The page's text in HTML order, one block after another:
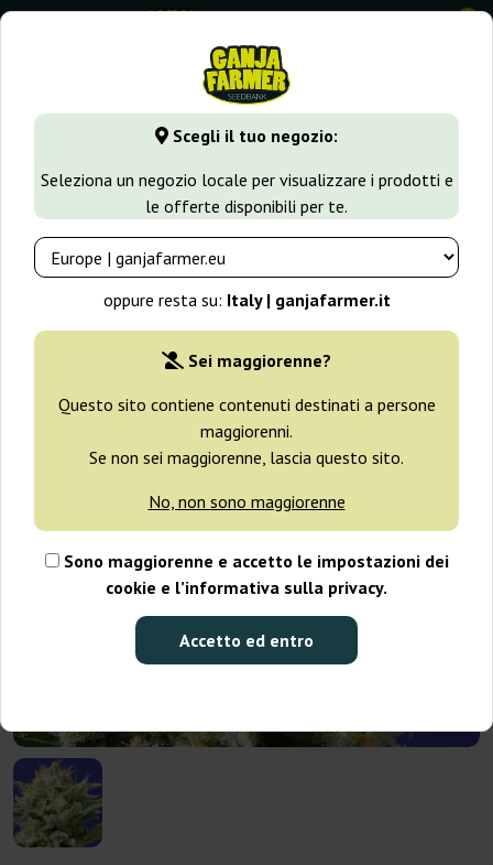
Scegli il tuo negozio:
Seleziona un negozio locale per visualizzare i prodotti e
le offerte disponibili per te.
oppure resta su: Italy | ganjafarmer.it
Sei maggiorenne?
Questo sito contiene contenuti destinati a persone
maggiorenni.
Se non sei maggiorenne, lascia questo sito.
No, non sono maggiorenne
Sono maggiorenne e accetto le impostazioni dei
cookie e l’informativa sulla privacy.
Accetto ed entro
0
GanjaFarmer.it Varietà di Cannabis Skunk Auto Skunk
Seeds